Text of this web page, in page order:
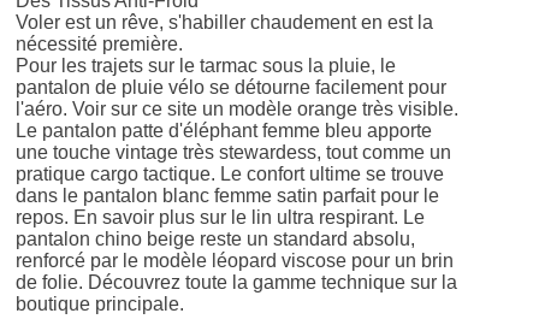
Voler est un rêve, s'habiller chaudement en est la
nécessité première.
Pour les trajets sur le tarmac sous la pluie, le
pantalon de pluie vélo se détourne facilement pour
l'aéro. Voir sur ce site un modèle orange très visible.
Le pantalon patte d'éléphant femme bleu apporte
une touche vintage très stewardess, tout comme un
pratique cargo tactique. Le confort ultime se trouve
dans le pantalon blanc femme satin parfait pour le
repos. En savoir plus sur le lin ultra respirant. Le
pantalon chino beige reste un standard absolu,
renforcé par le modèle léopard viscose pour un brin
de folie. Découvrez toute la gamme technique sur la
boutique principale.